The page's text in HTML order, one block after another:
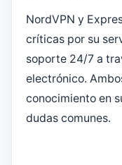
NordVPN y
críticas por su
soporte 24/7 a
electrónico.
conocimiento en
dudas comunes.